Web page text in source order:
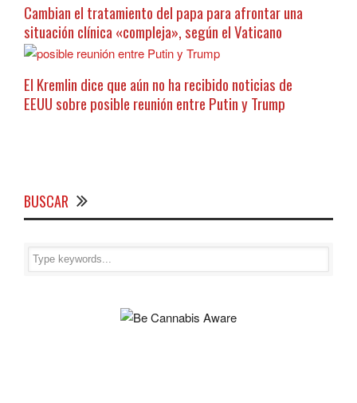
Cambian el tratamiento del papa para afrontar una
situación clínica «compleja», según el Vaticano
El Kremlin dice que aún no ha recibido noticias de
EEUU sobre posible reunión entre Putin y Trump
BUSCAR